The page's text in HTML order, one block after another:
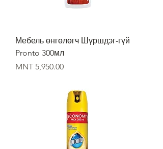
Мебель өнгөлөгч Шүршдэг-гүй
Pronto 300мл
Price
MNT 5,950.00